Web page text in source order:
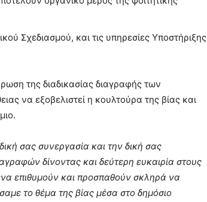
Σχεδιασμού, και τις υπηρεσίες Υποστήριξης
της διαδικασίας διαγραφής των
να εξοβελιστεί η κουλτούρα της βίας και
σας συνεργασία και την δική σας
δίνοντας και δεύτερη ευκαιρία στους
επιθυμούν και προσπαθούν σκληρά να
το θέμα της βίας μέσα στο δημόσιο